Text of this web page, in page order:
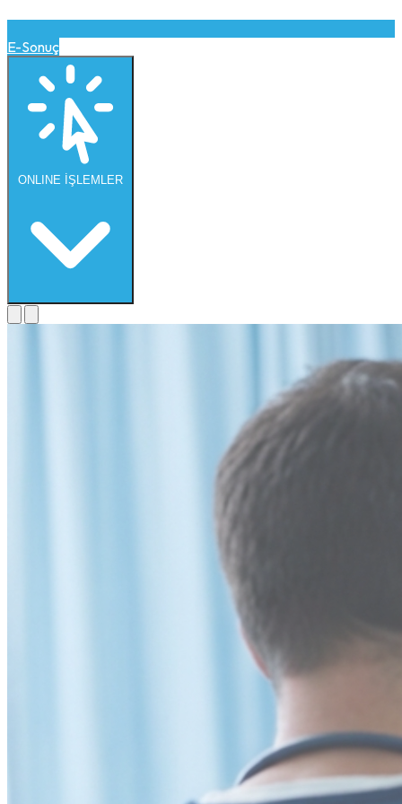
E-Sonuç
ONLINE İŞLEMLER